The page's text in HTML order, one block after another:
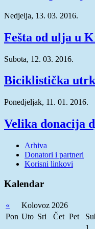
Nedjelja, 13. 03. 2016.
Fešta od ulja u
Subota, 12. 03. 2016.
Biciklistička
Ponedjeljak, 11. 01. 2016.
Velika donacija
Arhiva
Donatori i partneri
Korisni linkovi
Kalendar
« Kolovoz 2026
Pon Uto Sri Čet Pet